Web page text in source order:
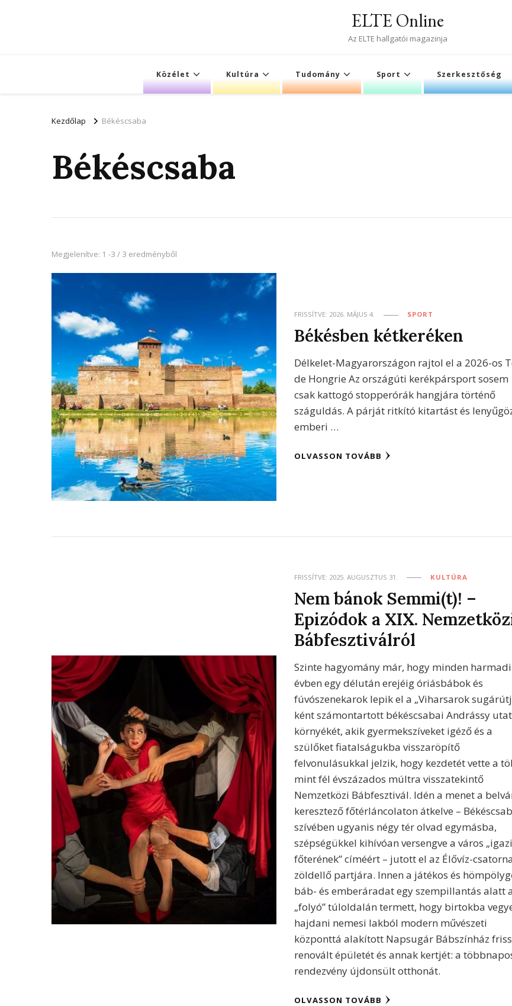
ELTE Online
Az ELTE hallgatói magazinja
Közélet Kultúra Tudomány Sport Szerkesztőség
Kezdőlap Békéscsaba
Békéscsaba
Megjelenítve: 1 -3 / 3 eredményből
FRISSÍTVE: 2026. MÁJUS 4. SPORT
Békésben kétkeréken
Délkelet-Magyarországon rajtol el a 2026-os
de Hongrie Az országúti kerékpársport sosem
csak kattogó stopperórák hangjára történő
száguldás. A párját ritkító kitartást és
emberi …
OLVASSON TOVÁBB
FRISSÍTVE: 2025. AUGUSZTUS 31. KULTÚRA
Nem bánok Semmi(t)! –
Epizódok a XIX.
Bábfesztiválról
Szinte hagyomány már, hogy minden
évben egy délután erejéig óriásbábok és
fúvószenekarok lepik el a „Viharsarok
ként számontartott békéscsabai Andrássy
környékét, akik gyermekszíveket igéző és a
szülőket fiatalságukba visszaröpítő
felvonulásukkal jelzik, hogy kezdetét vette a
mint fél évszázados múltra visszatekintő
Nemzetközi Bábfesztivál. Idén a menet a
keresztező főtérláncolaton átkelve –
szívében ugyanis négy tér olvad egymásba,
szépségükkel kihívóan versengve a város „igazi
főterének” címéért – jutott el az Élővíz-csatorna
zöldellő partjára. Innen a játékos és
báb- és emberáradat egy szempillantás alatt a
„folyó” túloldalán termett, hogy birtokba
hajdani nemesi lakból modern művészeti
központtá alakított Napsugár Bábszínház
renovált épületét és annak kertjét: a
rendezvény újdonsült otthonát.
OLVASSON TOVÁBB